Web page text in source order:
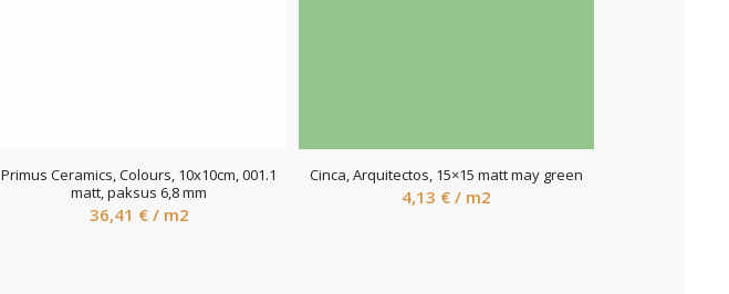
Primus Ceramics, Colours, 10x10cm, 001.1
matt, paksus 6,8 mm
36,41 € / m2
Cinca, Arquitectos, 15×15 matt may green
4,13 € / m2